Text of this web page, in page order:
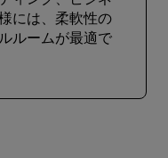
には、柔軟性の
ルームが最適で